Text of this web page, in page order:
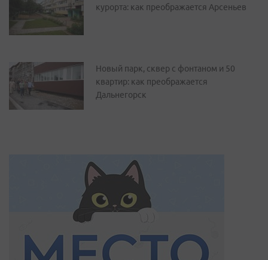
курорта: как преображается Арсеньев
Новый парк, сквер с фонтаном и 50
квартир: как преображается
Дальнегорск